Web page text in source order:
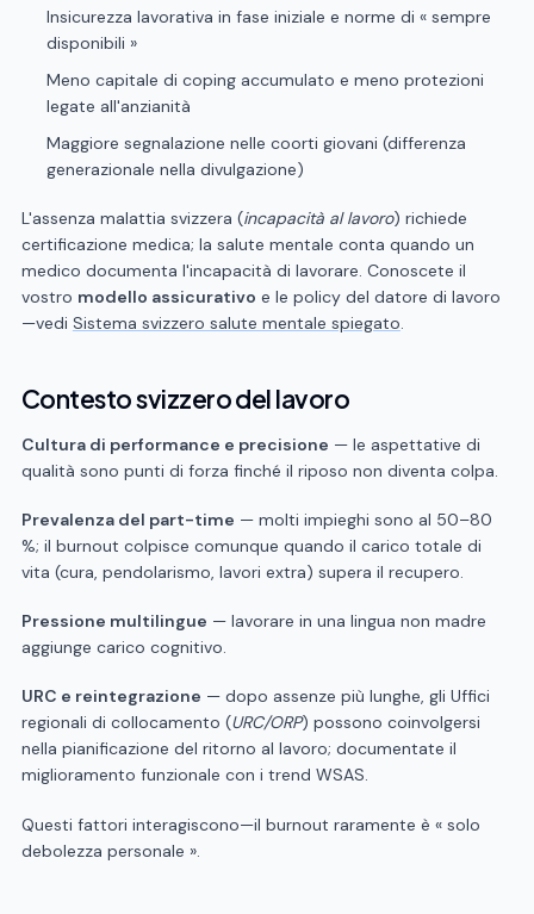
Insicurezza lavorativa in fase iniziale e norme di « sempre
disponibili »
Meno capitale di coping accumulato e meno protezioni
legate all'anzianità
Maggiore segnalazione nelle coorti giovani (differenza
generazionale nella divulgazione)
L'assenza malattia svizzera (incapacità al lavoro) richiede
certificazione medica; la salute mentale conta quando un
medico documenta l'incapacità di lavorare. Conoscete il
vostro modello assicurativo e le policy del datore di lavoro
—vedi Sistema svizzero salute mentale spiegato.
Contesto svizzero del lavoro
Cultura di performance e precisione — le aspettative di
qualità sono punti di forza finché il riposo non diventa colpa.
Prevalenza del part-time — molti impieghi sono al 50–80
%; il burnout colpisce comunque quando il carico totale di
vita (cura, pendolarismo, lavori extra) supera il recupero.
Pressione multilingue — lavorare in una lingua non madre
aggiunge carico cognitivo.
URC e reintegrazione — dopo assenze più lunghe, gli Uffici
regionali di collocamento (URC/ORP) possono coinvolgersi
nella pianificazione del ritorno al lavoro; documentate il
miglioramento funzionale con i trend WSAS.
Questi fattori interagiscono—il burnout raramente è « solo
debolezza personale ».